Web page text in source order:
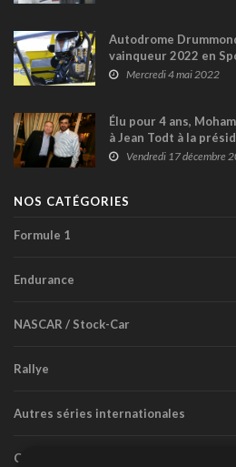
Autodrome
vainqueur 2022 en
impressionne
Mercredi 4 mai 2022
Élu pour 4 ans,
à Jean Todt à la
Vendredi 17 décembre
NOS CATÉGORIES
Formule 1
Endurance
NASCAR / Stock-Car
Rallye
Autres séries internationales
Circuit routier canadien